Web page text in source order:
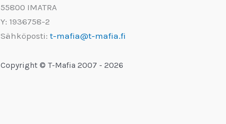
55800 IMATRA
Y: 1936758-2
Sähköposti:t-mafia@t-mafia.fi
Copyright © T-Mafia 2007 - 2026